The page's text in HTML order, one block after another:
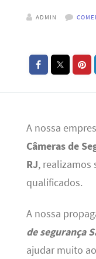
ADMIN
A nossa
Câmeras de
RJ, realizamos
qualificados.
A nossa
de segurança
ajudar muito